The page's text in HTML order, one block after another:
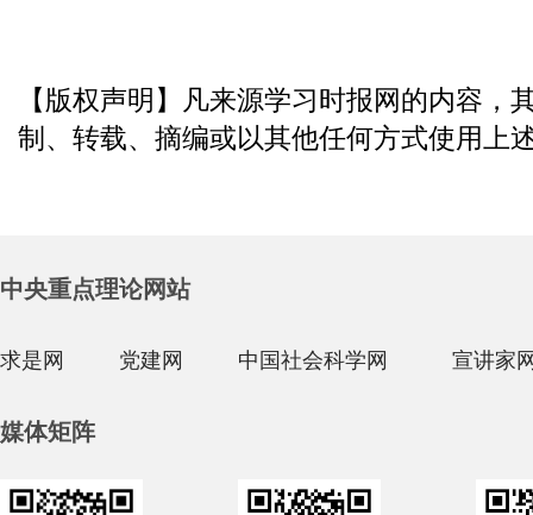
【版权声明】凡来源学习时报网的内容
制、转载、摘编或以其他任何方式使用上
中央重点理论网站
求是网 党建网 中国社会科学网 宣讲家
媒体矩阵